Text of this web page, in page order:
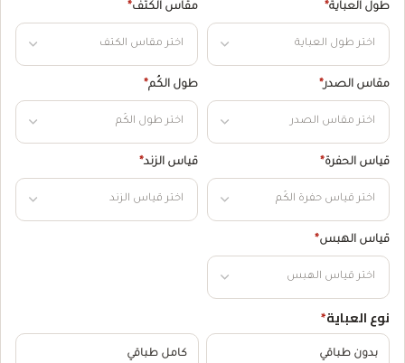
طول العباية* مقاس الكتف*
مقاس الصدر* طول الكُم*
قياس الحفرة* قياس الزند*
قياس الهبس*
نوع العباية*
بدون طباقي كامل طباقي